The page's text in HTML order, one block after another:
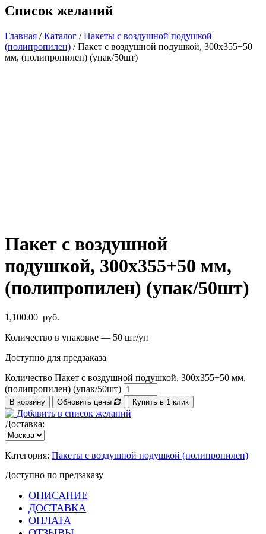
Список желаний
Главная /Каталог /Пакеты с воздушной подушкой
(полипропилен) / Пакет с воздушной подушкой, 300х355+50
мм, (полипропилен) (упак/50шт)
Пакет с воздушной
подушкой, 300х355+50 мм,
(полипропилен) (упак/50шт)
1,100.00 руб.
Количество в упаковке — 50 шт/уп
Доступно для предзаказа
Количество Пакет с воздушной подушкой, 300х355+50 мм,
(полипропилен) (упак/50шт)
В корзину Обновить цены Купить в 1 клик
Добавить в список желаний
Доставка:
Категория: Пакеты с воздушной подушкой (полипропилен)
Доступно по предзаказу
ОПИСАНИЕ
ДОСТАВКА
ОПЛАТА